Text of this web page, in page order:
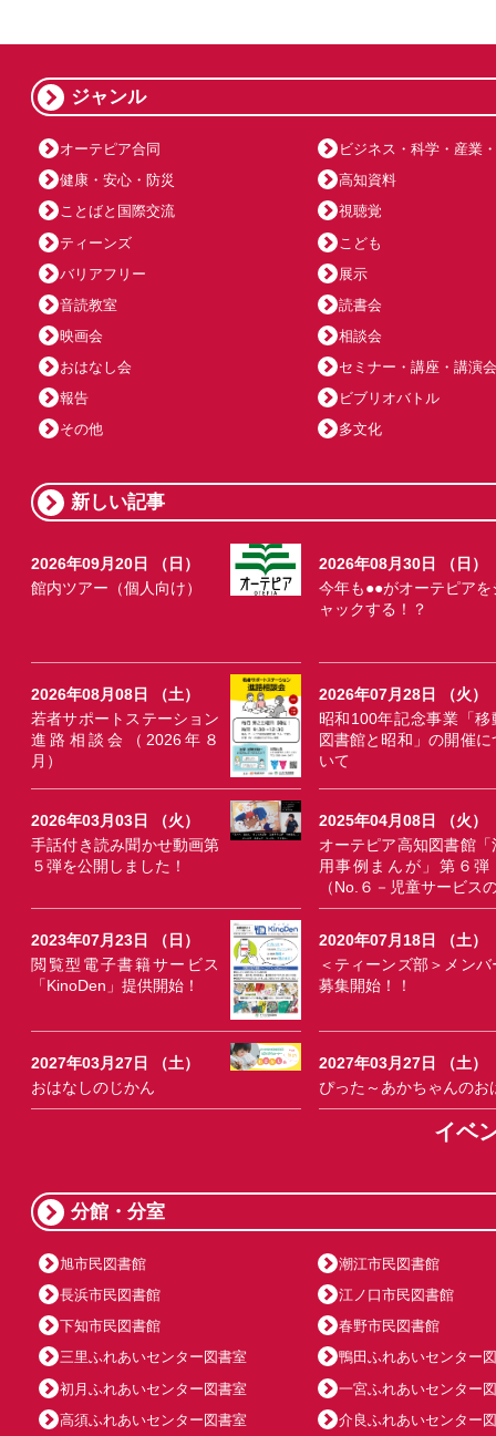
ジャンル
オーテピア合同
ビジネス・科学・産業
健康・安心・防災
高知資料
ことばと国際交流
視聴覚
ティーンズ
こども
バリアフリー
展示
音読教室
読書会
映画会
相談会
おはなし会
セミナー・講座・講演会
報告
ビブリオバトル
その他
多文化
新しい記事
2026年09月20日 （日）
館内ツアー（個人向け）
2026年08月30日 （日）
今年も●●がオーテピアを
ャックする！？
2026年08月08日 （土）
若者サポートステーション
進路相談会（2026年８
月）
2026年07月28日 （火）
昭和100年記念事業「移
図書館と昭和」の開催に
いて
2026年03月03日 （火）
手話付き読み聞かせ動画第
５弾を公開しました！
2025年04月08日 （火）
オーテピア高知図書館「
用事例まんが」第６弾
（No.６－児童サービス
2023年07月23日 （日）
閲覧型電子書籍サービス
「KinoDen」提供開始！
2020年07月18日 （土）
＜ティーンズ部＞メンバ
募集開始！！
2027年03月27日 （土）
おはなしのじかん
2027年03月27日 （土）
ぴった～あかちゃんのお
イベ
分館・分室
旭市民図書館
潮江市民図書館
長浜市民図書館
江ノ口市民図書館
下知市民図書館
春野市民図書館
三里ふれあいセンター図書室
鴨田ふれあいセンター
初月ふれあいセンター図書室
一宮ふれあいセンター
高須ふれあいセンター図書室
介良ふれあいセンター